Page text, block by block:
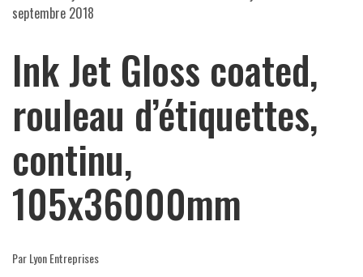
septembre 2018
Ink Jet Gloss coated,
rouleau d’étiquettes,
continu,
105x36000mm
Par Lyon Entreprises